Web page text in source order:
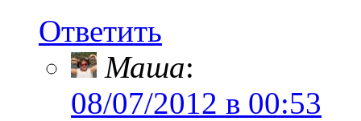
Ответить
Маша:
08/07/2012 в 00:53